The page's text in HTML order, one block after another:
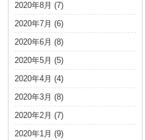
2020年8月 (7)
2020年7月 (6)
2020年6月 (8)
2020年5月 (5)
2020年4月 (4)
2020年3月 (8)
2020年2月 (7)
2020年1月 (9)